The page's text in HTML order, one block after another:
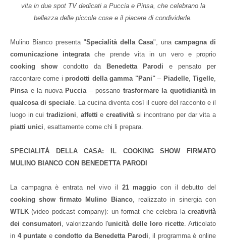
vita in due spot TV dedicati a Puccia e Pinsa, che celebrano la
bellezza delle piccole cose e il piacere di condividerle.
Mulino Bianco presenta "Specialità della Casa", una campagna di
comunicazione integratache prende vita in un vero e proprio
cooking show condotto da Benedetta Parodi e pensato per
raccontare come i prodotti della gamma "Pani"– Piadelle,Tigelle,
Pinsae la nuova Puccia– possano trasformare la quotidianità in
qualcosa di speciale. La cucina diventa così il cuore del racconto e il
luogo in cui tradizioni, affetti ecreativitàsi incontrano per dar vita a
piatti unici, esattamente come chi li prepara.
SPECIALITÀ DELLA CASA: IL COOKING SHOW FIRMATO
MULINO BIANCO CON BENEDETTA PARODI
La campagna è entrata nel vivo il 21 maggio con il debutto del
cooking show firmato Mulino Bianco, realizzato in sinergia con
WTLK(video podcast company): un format che celebra lacreatività
dei consumatori, valorizzando l'unicità delle loro ricette. Articolato
in 4 puntate econdotto da Benedetta Parodi, il programma è online